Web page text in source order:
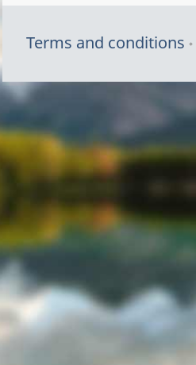
Terms and conditions